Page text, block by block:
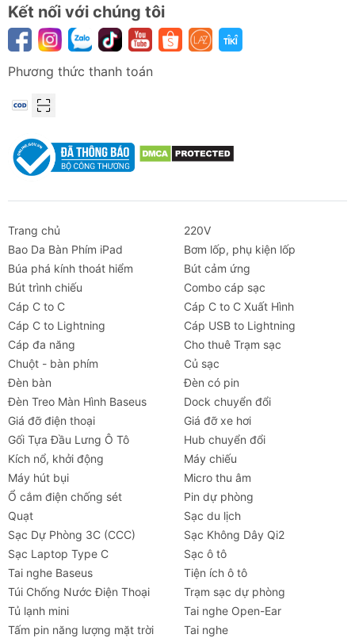
Kết nối với chúng tôi
Phương thức thanh toán
Trang chủ
220V
Bao Da Bàn Phím iPad
Bơm lốp, phụ kiện lốp
Búa phá kính thoát hiểm
Bút cảm ứng
Bút trình chiếu
Combo cáp sạc
Cáp C to C
Cáp C to C Xuất Hình
Cáp C to Lightning
Cáp USB to Lightning
Cáp đa năng
Cho thuê Trạm sạc
Chuột - bàn phím
Củ sạc
Đèn bàn
Đèn có pin
Đèn Treo Màn Hình Baseus
Dock chuyển đổi
Giá đỡ điện thoại
Giá đỡ xe hơi
Gối Tựa Đầu Lưng Ô Tô
Hub chuyển đổi
Kích nổ, khởi động
Máy chiếu
Máy hút bụi
Micro thu âm
Ổ cắm điện chống sét
Pin dự phòng
Quạt
Sạc du lịch
Sạc Dự Phòng 3C (CCC)
Sạc Không Dây Qi2
Sạc Laptop Type C
Sạc ô tô
Tai nghe Baseus
Tiện ích ô tô
Túi Chống Nước Điện Thoại
Trạm sạc dự phòng
Tủ lạnh mini
Tai nghe Open-Ear
Tấm pin năng lượng mặt trời
Tai nghe